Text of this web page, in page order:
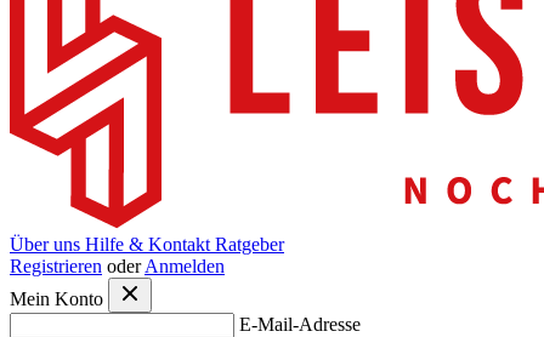
Über uns Hilfe & Kontakt Ratgeber
Registrieren oder Anmelden
Mein Konto
E-Mail-Adresse